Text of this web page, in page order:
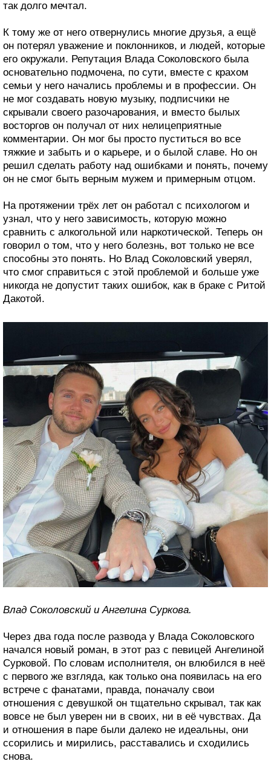
так долго мечтал.
К тому же от него отвернулись многие друзья, а ещё
он потерял уважение и поклонников, и людей, которые
его окружали. Репутация Влада Соколовского была
основательно подмочена, по сути, вместе с крахом
семьи у него начались проблемы и в профессии. Он
не мог создавать новую музыку, подписчики не
скрывали своего разочарования, и вместо былых
восторгов он получал от них нелицеприятные
комментарии. Он мог бы просто пуститься во все
тяжкие и забыть и о карьере, и о былой славе. Но он
решил сделать работу над ошибками и понять, почему
он не смог быть верным мужем и примерным отцом.
На протяжении трёх лет он работал с психологом и
узнал, что у него зависимость, которую можно
сравнить с алкогольной или наркотической. Теперь он
говорил о том, что у него болезнь, вот только не все
способны это понять. Но Влад Соколовский уверял,
что смог справиться с этой проблемой и больше уже
никогда не допустит таких ошибок, как в браке с Ритой
Дакотой.
Влад Соколовский и Ангелина Суркова.
Через два года после развода у Влада Соколовского
начался новый роман, в этот раз с певицей Ангелиной
Сурковой. По словам исполнителя, он влюбился в неё
с первого же взгляда, как только она появилась на его
встрече с фанатами, правда, поначалу свои
отношения с девушкой он тщательно скрывал, так как
вовсе не был уверен ни в своих, ни в её чувствах. Да
и отношения в паре были далеко не идеальны, они
ссорились и мирились, расставались и сходились
снова.